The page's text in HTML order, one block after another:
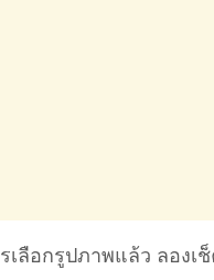
ลือกรูปภาพแล้ว ลองเ